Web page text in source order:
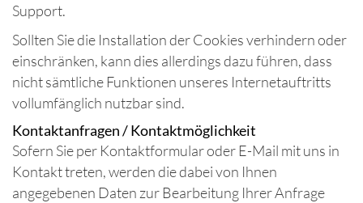
Support.
Sollten Sie die Installation der Cookies verhindern oder
einschränken, kann dies allerdings dazu führen, dass
nicht sämtliche Funktionen unseres Internetauftritts
vollumfänglich nutzbar sind.
Kontaktanfragen / Kontaktmöglichkeit
Sofern Sie per Kontaktformular oder E-Mail mit uns in
Kontakt treten, werden die dabei von Ihnen
angegebenen Daten zur Bearbeitung Ihrer Anfrage